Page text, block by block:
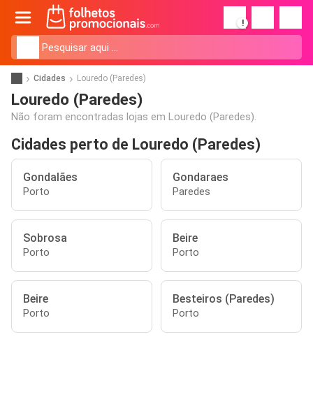
!
Cidades Louredo (Paredes)
Louredo (Paredes)
Não foram encontradas lojas em Louredo (Paredes).
Cidades perto de Louredo (Paredes)
Gondalães
Porto
Gondaraes
Paredes
Sobrosa
Porto
Beire
Porto
Beire
Porto
Besteiros (Paredes)
Porto